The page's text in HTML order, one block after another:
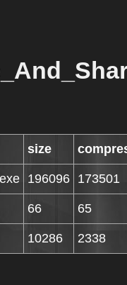
size
196096 173501
66 65
10286 2338